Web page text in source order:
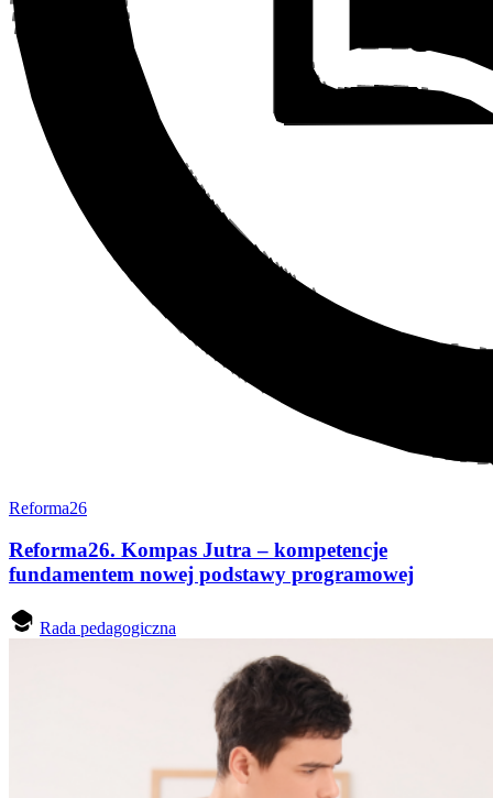
Reforma26
Reforma26. Kompas Jutra – kompetencje
fundamentem nowej podstawy programowej
Rada pedagogiczna